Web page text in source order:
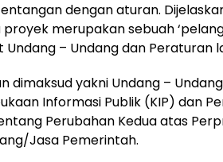
dengan aturan.
merupakan sebuah
– Undang dan Peraturan
dimaksud yakni Undang –
Informasi Publik (KIP) dan
Perubahan Kedua atas
Jasa Pemerintah.